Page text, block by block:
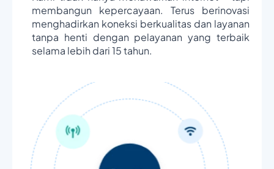
membangun kepercayaan. Terus berinovasi
menghadirkan koneksi berkualitas dan layanan
tanpa henti dengan pelayanan yang terbaik
selama lebih dari 15 tahun.